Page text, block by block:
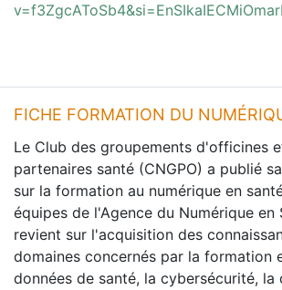
FICHE FORMATION DU
Le Club des groupements d'officines
partenaires santé (CNGPO) a publié
sur la formation au numérique en
équipes de l'Agence du Numérique en
revient sur l'acquisition des
domaines concernés par la formation
données de santé, la cybersécurité, la